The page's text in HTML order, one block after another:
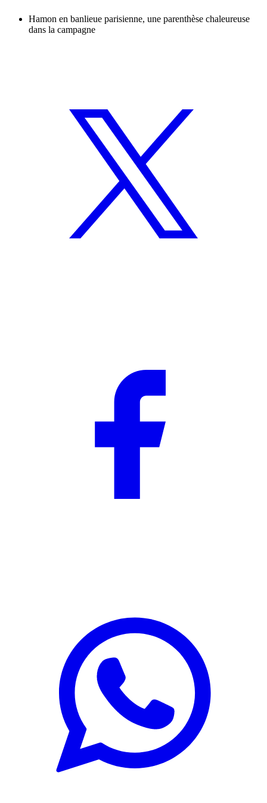
Hamon en banlieue parisienne, une parenthèse chaleureuse
dans la campagne